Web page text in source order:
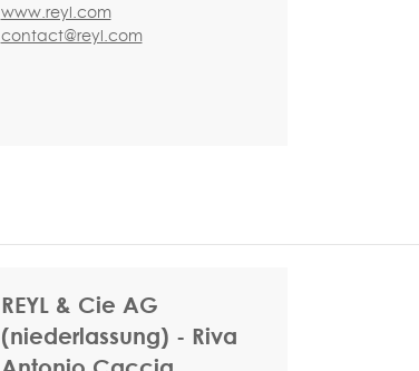
www.reyl.com
contact@reyl.com
REYL & Cie AG
(niederlassung) - Riva